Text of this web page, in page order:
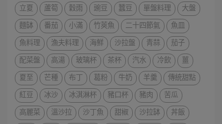
立夏
蘆筍 穀雨 豌豆 蠶豆 單盤料理
大盤
麵缽
番茄 小滿 竹莢魚 二十四節氣
魚皿
魚料理
漁夫料理 海鮮 沙拉盤 青蒜
茄子
配菜盤
高湯 玻璃杯 茶杯 汽水 冷飲
薑
夏至
芒種 布丁 葛粉 牛奶 羊羹
傳統甜點
紅豆
冰沙 冰淇淋杯 豬口杯 豬肉
苦瓜
高麗菜
溫沙拉 沙丁魚 甜椒 沙拉缽
丼飯